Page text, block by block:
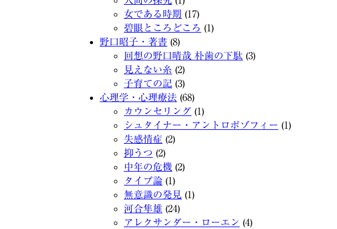
女である時期 (17)
碧眼ところどころ (1)
野口昭子・著書 (8)
回想の野口晴哉 朴歯の下駄 (3)
見えない糸 (2)
子育ての記 (3)
心理学・心理療法 (68)
カウンセリング (1)
シュタイナー・アントロポゾフィー (1)
失感情症 (2)
抑うつ (2)
中年の危機 (2)
タイプ論 (1)
無意識の発見 (1)
河合隼雄 (24)
アレクサンダー・ローエン (4)